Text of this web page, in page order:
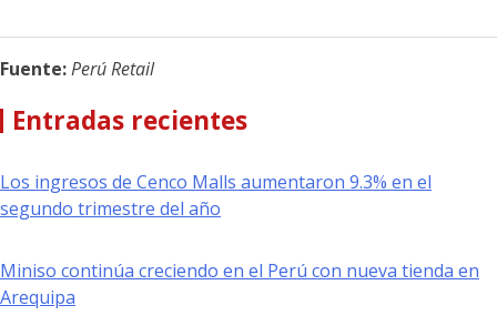
Fuente:Perú Retail
Entradas recientes
Los ingresos de Cenco Malls aumentaron 9.3% en el
segundo trimestre del año
Miniso continúa creciendo en el Perú con nueva tienda en
Arequipa